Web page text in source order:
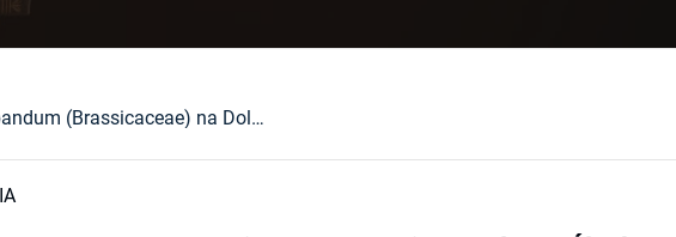
Erysimum repandum (Brassicaceae) na Dolnym Śląsku - archeofit czy efemerofit siedlisk ruderalnych?